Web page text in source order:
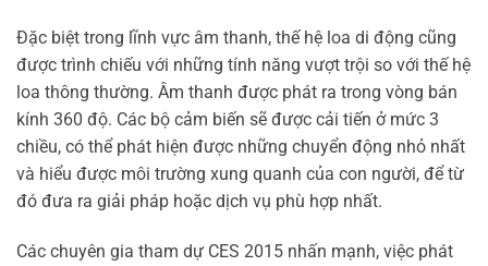
Đặc biệt trong lĩnh vực âm thanh, thế hệ loa di động cũng
được trình chiếu với những tính năng vượt trội so với thế hệ
loa thông thường. Âm thanh được phát ra trong vòng bán
kính 360 độ. Các bộ cảm biến sẽ được cải tiến ở mức 3
chiều, có thể phát hiện được những chuyển động nhỏ nhất
và hiểu được môi trường xung quanh của con người, để từ
đó đưa ra giải pháp hoặc dịch vụ phù hợp nhất.
Các chuyên gia tham dự CES 2015 nhấn mạnh, việc phát